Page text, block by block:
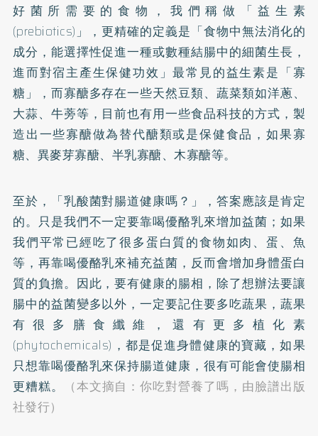
好菌所需要的食物，我們稱做「益生素
(prebiotics)」，更精確的定義是「食物中無法消化的
成分，能選擇性促進一種或數種結腸中的細菌生長，
進而對宿主產生保健功效」最常見的益生素是「寡
糖」，而寡醣多存在一些天然豆類、蔬菜類如洋蔥、
大蒜、牛蒡等，目前也有用一些食品科技的方式，製
造出一些寡醣做為替代醣類或是保健食品，如果寡
糖、異麥芽寡醣、半乳寡醣、木寡醣等。
至於，「乳酸菌對腸道健康嗎？」，答案應該是肯定
的。只是我們不一定要靠喝優酪乳來增加益菌；如果
我們平常已經吃了很多蛋白質的食物如肉、蛋、魚
等，再靠喝優酪乳來補充益菌，反而會增加身體蛋白
質的負擔。因此，要有健康的腸相，除了想辦法要讓
腸中的益菌變多以外，一定要記住要多吃蔬果，蔬果
有很多 膳食纖維
，還有更多植化素
(phytochemicals)，都是促進身體健康的寶藏，如果
只想靠喝優酪乳來保持腸道健康，很有可能會使腸相
更糟糕。
（本文摘自：你吃對營養了嗎，由臉譜出版
社發行）